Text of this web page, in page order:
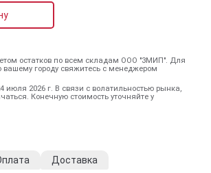
остатков по всем складам ООО "ЗМИП". Для
вашему городу свяжитесь с менеджером
июля 2026 г. В связи с волатильностью рынка,
Конечную стоимость уточняйте у
Доставка